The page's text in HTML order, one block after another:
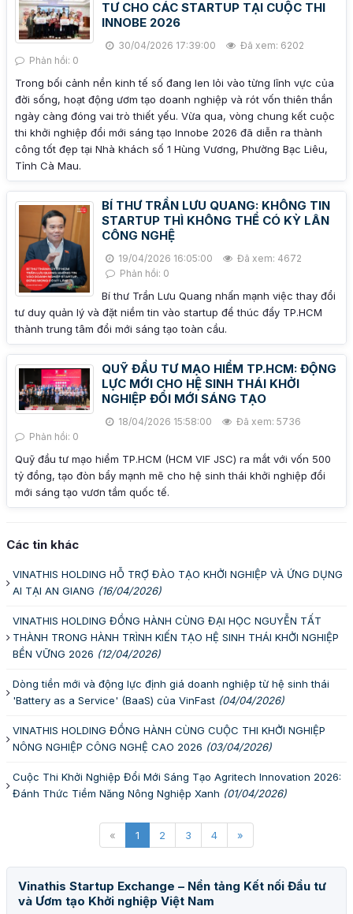
TƯ CHO CÁC STARTUP TẠI CUỘC THI
INNOBE 2026
30/04/2026 17:39:00
Đã xem: 6202
Phản hồi: 0
Trong bối cảnh nền kinh tế số đang len lỏi vào từng lĩnh vực của
đời sống, hoạt động ươm tạo doanh nghiệp và rót vốn thiên thần
ngày càng đóng vai trò thiết yếu. Vừa qua, vòng chung kết cuộc
thi khởi nghiệp đổi mới sáng tạo Innobe 2026 đã diễn ra thành
công tốt đẹp tại Nhà khách số 1 Hùng Vương, Phường Bạc Liêu,
Tỉnh Cà Mau.
BÍ THƯ TRẦN LƯU QUANG: KHÔNG TIN
STARTUP THÌ KHÔNG THỂ CÓ KỲ LÂN
CÔNG NGHỆ
19/04/2026 16:05:00
Đã xem: 4672
Phản hồi: 0
Bí thư Trần Lưu Quang nhấn mạnh việc thay đổi
tư duy quản lý và đặt niềm tin vào startup để thúc đẩy TP.HCM
thành trung tâm đổi mới sáng tạo toàn cầu.
QUỸ ĐẦU TƯ MẠO HIỂM TP.HCM: ĐỘNG
LỰC MỚI CHO HỆ SINH THÁI KHỞI
NGHIỆP ĐỔI MỚI SÁNG TẠO
18/04/2026 15:58:00
Đã xem: 5736
Phản hồi: 0
Quỹ đầu tư mạo hiểm TP.HCM (HCM VIF JSC) ra mắt với vốn 500
tỷ đồng, tạo đòn bẩy mạnh mẽ cho hệ sinh thái khởi nghiệp đổi
mới sáng tạo vươn tầm quốc tế.
Các tin khác
VINATHIS HOLDING HỖ TRỢ ĐÀO TẠO KHỞI NGHIỆP VÀ ỨNG DỤNG
AI TẠI AN GIANG (16/04/2026)
VINATHIS HOLDING ĐỒNG HÀNH CÙNG ĐẠI HỌC NGUYỄN TẤT
THÀNH TRONG HÀNH TRÌNH KIẾN TẠO HỆ SINH THÁI KHỞI NGHIỆP
BỀN VỮNG 2026 (12/04/2026)
Dòng tiền mới và động lực định giá doanh nghiệp từ hệ sinh thái
'Battery as a Service' (BaaS) của VinFast (04/04/2026)
VINATHIS HOLDING ĐỒNG HÀNH CÙNG CUỘC THI KHỞI NGHIỆP
NÔNG NGHIỆP CÔNG NGHỆ CAO 2026 (03/04/2026)
Cuộc Thi Khởi Nghiệp Đổi Mới Sáng Tạo Agritech Innovation 2026:
Đánh Thức Tiềm Năng Nông Nghiệp Xanh (01/04/2026)
« 1 2 3 4 »
Vinathis Startup Exchange – Nền tảng Kết nối Đầu tư
và Ươm tạo Khởi nghiệp Việt Nam